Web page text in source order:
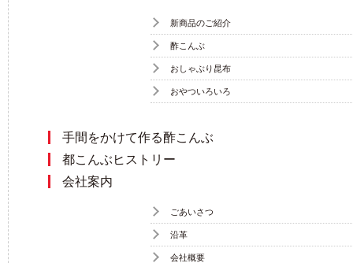
新商品のご紹介
酢こんぶ
おしゃぶり昆布
おやついろいろ
手間をかけて作る酢こんぶ
都こんぶヒストリー
会社案内
ごあいさつ
沿革
会社概要